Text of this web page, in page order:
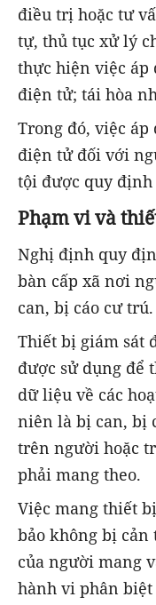
điều trị hoặc tư
tự, thủ tục xử lý
thực hiện việc áp
điện tử; tái hòa
Trong đó, việc
điện tử đối với
tội được quy định
Phạm vi và
Nghị định quy
bàn cấp xã nơi
can, bị cáo cư trú.
Thiết bị giám sát
được sử dụng để
dữ liệu về các
niên là bị can, bị
trên người hoặc
phải mang theo.
Việc mang thiết
bảo không bị cản
của người mang
hành vi phân